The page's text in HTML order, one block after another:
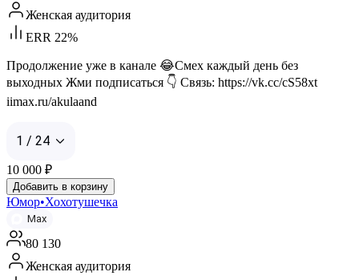
Женская аудитория
ERR 22%
Продолжение уже в канале 😂Смех каждый день без
выходных Жми подписаться 👇 Связь: https://vk.cc/cS58xt
iimax.ru/akulaand
1 / 24
10 000 ₽
Добавить в корзину
Юмор•Хохотушечка
Max
80 130
Женская аудитория